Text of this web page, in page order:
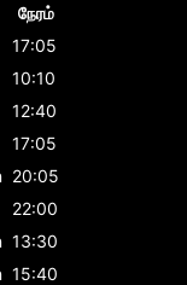
நேரம்
17:05
10:10
12:40
17:05
20:05
22:00
13:30
15:40